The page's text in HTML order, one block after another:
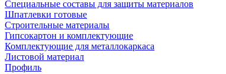
Специальные составы для защиты материалов
Шпатлевки готовые
Строительные материалы
Гипсокартон и комплектующие
Комплектующие для металлокаркаса
Листовой материал
Профиль